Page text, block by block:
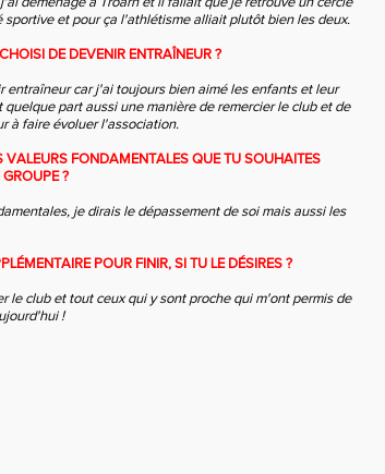
sportive et pour ça l'athlétisme alliait plutôt bien les deux.
DE DEVENIR ENTRAÎNEUR ?
entraîneur car j'ai toujours bien aimé les enfants et leur
part aussi une manière de remercier le club et de
à faire évoluer l'association.
VALEURS FONDAMENTALES QUE TU SOUHAITES
?
je dirais le dépassement de soi mais aussi les
POUR FINIR, SI TU LE DÉSIRES ?
le club et tout ceux qui y sont proche qui m'ont permis de
!